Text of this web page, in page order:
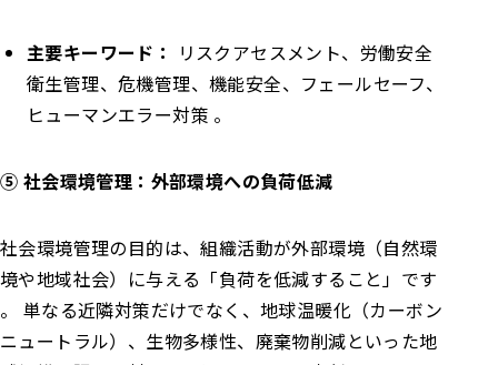
主要キーワード：
リスクアセスメント、労働安全
衛生管理、危機管理、機能安全、フェールセーフ、
ヒューマンエラー対策 。
⑤ 社会環境管理：外部環境への負荷低減
社会環境管理の目的は、組織活動が外部環境（自然環
境や地域社会）に与える「負荷を低減すること」です
。 単なる近隣対策だけでなく、地球温暖化（カーボン
ニュートラル）、生物多様性、廃棄物削減といった地